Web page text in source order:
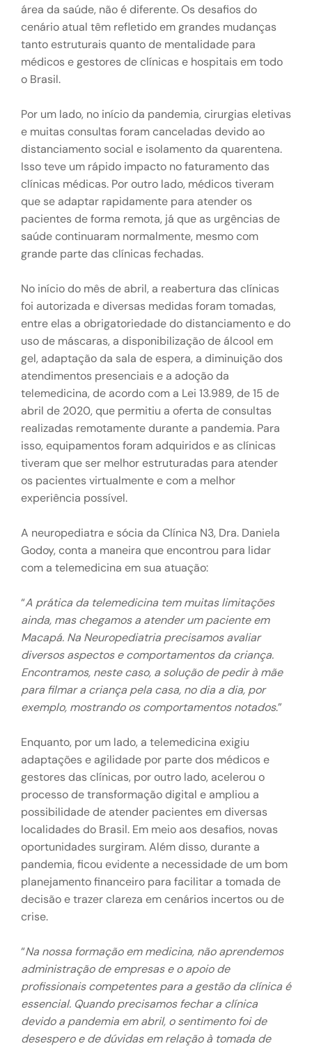
área da saúde, não é diferente. Os desafios do
cenário atual têm refletido em grandes mudanças
tanto estruturais quanto de mentalidade para
médicos e gestores de clínicas e hospitais em todo
o Brasil.
Por um lado, no início da pandemia, cirurgias eletivas
e muitas consultas foram canceladas devido ao
distanciamento social e isolamento da quarentena.
Isso teve um rápido impacto no faturamento das
clínicas médicas. Por outro lado, médicos tiveram
que se adaptar rapidamente para atender os
pacientes de forma remota, já que as urgências de
saúde continuaram normalmente, mesmo com
grande parte das clínicas fechadas.
No início do mês de abril, a reabertura das clínicas
foi autorizada e diversas medidas foram tomadas,
entre elas a obrigatoriedade do distanciamento e do
uso de máscaras, a disponibilização de álcool em
gel, adaptação da sala de espera, a diminuição dos
atendimentos presenciais e a adoção da
telemedicina, de acordo com a Lei 13.989, de 15 de
abril de 2020, que permitiu a oferta de consultas
realizadas remotamente durante a pandemia. Para
isso, equipamentos foram adquiridos e as clínicas
tiveram que ser melhor estruturadas para atender
os pacientes virtualmente e com a melhor
experiência possível.
A neuropediatra e sócia da Clínica N3, Dra. Daniela
Godoy, conta a maneira que encontrou para lidar
com a telemedicina em sua atuação:
“A prática da telemedicina tem muitas limitações
ainda, mas chegamos a atender um paciente em
Macapá. Na Neuropediatria precisamos avaliar
diversos aspectos e comportamentos da criança.
Encontramos, neste caso, a solução de pedir à mãe
para filmar a criança pela casa, no dia a dia, por
exemplo, mostrando os comportamentos notados.”
Enquanto, por um lado, a telemedicina exigiu
adaptações e agilidade por parte dos médicos e
gestores das clínicas, por outro lado, acelerou o
processo de transformação digital e ampliou a
possibilidade de atender pacientes em diversas
localidades do Brasil. Em meio aos desafios, novas
oportunidades surgiram. Além disso, durante a
pandemia, ficou evidente a necessidade de um bom
planejamento financeiro para facilitar a tomada de
decisão e trazer clareza em cenários incertos ou de
crise.
“Na nossa formação em medicina, não aprendemos
administração de empresas e o apoio de
profissionais competentes para a gestão da clínica é
essencial. Quando precisamos fechar a clínica
devido a pandemia em abril, o sentimento foi de
desespero e de dúvidas em relação à tomada de